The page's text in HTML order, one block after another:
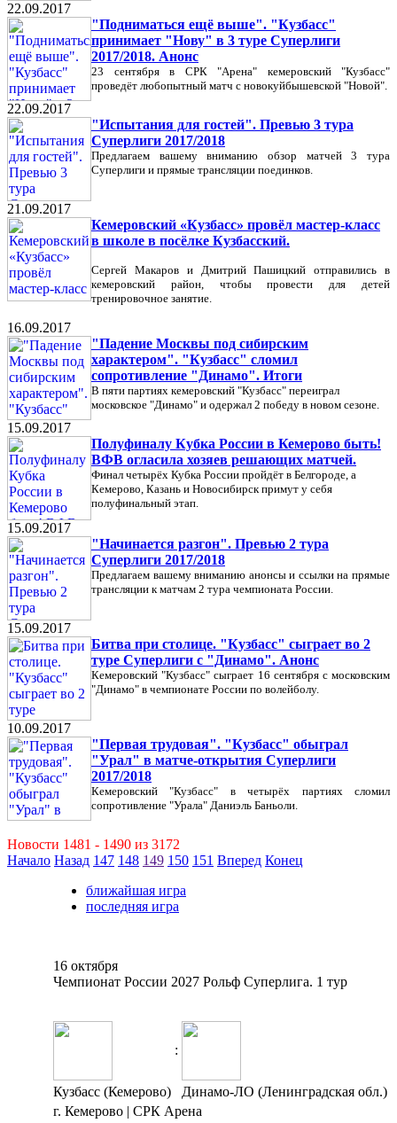
22.09.2017
"Подниматься ещё выше". "Кузбасс"
принимает "Нову" в 3 туре Суперлиги
2017/2018. Анонс
23 сентября в СРК "Арена" кемеровский "Кузбасс"
проведёт любопытный матч с новокуйбышевской "Новой".
22.09.2017
"Испытания для гостей". Превью 3 тура
Суперлиги 2017/2018
Предлагаем вашему вниманию обзор матчей 3 тура
Суперлиги и прямые трансляции поединков.
21.09.2017
Кемеровский «Кузбасс» провёл мастер-класс
в школе в посёлке Кузбасский.
Сергей Макаров и Дмитрий Пашицкий отправились в
кемеровский район, чтобы провести для детей
тренировочное занятие.
16.09.2017
"Падение Москвы под сибирским
характером". "Кузбасс" сломил
сопротивление "Динамо". Итоги
В пяти партиях кемеровский "Кузбасс" переиграл
московское "Динамо" и одержал 2 победу в новом сезоне.
15.09.2017
Полуфиналу Кубка России в Кемерово быть!
ВФВ огласила хозяев решающих матчей.
Финал четырёх Кубка России пройдёт в Белгороде, а
Кемерово, Казань и Новосибирск примут у себя
полуфинальный этап.
15.09.2017
"Начинается разгон". Превью 2 тура
Суперлиги 2017/2018
Предлагаем вашему вниманию анонсы и ссылки на прямые
трансляции к матчам 2 тура чемпионата России.
15.09.2017
Битва при столице. "Кузбасс" сыграет во 2
туре Суперлиги с "Динамо". Анонс
Кемеровский "Кузбасс" сыграет 16 сентября с московским
"Динамо" в чемпионате России по волейболу.
10.09.2017
"Первая трудовая". "Кузбасс" обыграл
"Урал" в матче-открытия Суперлиги
2017/2018
Кемеровский "Кузбасс" в четырёх партиях сломил
сопротивление "Урала" Даниэль Баньоли.
Новости 1481 - 1490 из 3172
Начало Назад 147 148 149 150 151 Вперед Конец
ближайшая игра
последняя игра
16 октября
Чемпионат России 2027 Рольф Суперлига. 1 тур
:
Кузбасс (Кемерово)
Динамо-ЛО (Ленинградская обл.)
г. Кемерово | СРК Арена